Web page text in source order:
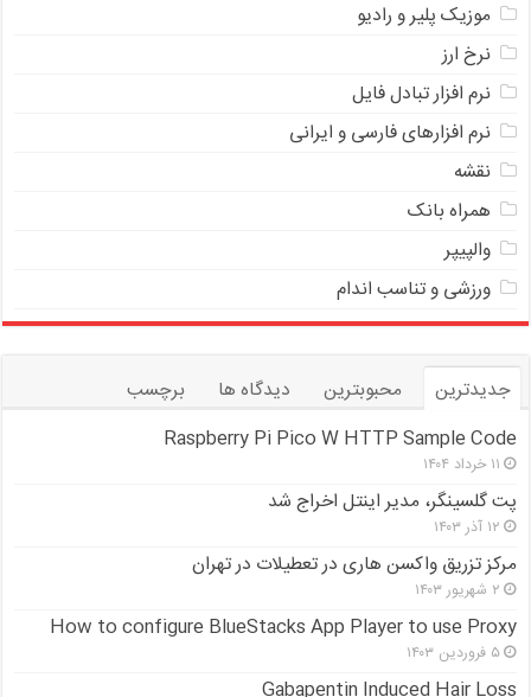
موزیک پلیر و رادیو
نرخ ارز
ﻧﺮﻡ ﺍﻓﺰﺍﺭ ﺗﺒﺎﺩﻝ ﻓﺎﻳﻞ
نرم افزارهای فارسی و ایرانی
نقشه
همراه بانک
والپیپر
ورزشی و تناسب اندام
جدیدترین محبوبترین دیدگاه ها
برچسب
Raspberry Pi Pico W HTTP Sample Code
۱۱ خرداد ۱۴۰۴
پت گلسینگر، مدیر اینتل اخراج شد
۱۲ آذر ۱۴۰۳
مرکز تزریق واکسن هاری در تعطیلات در تهران
۲ شهریور ۱۴۰۳
How to configure BlueStacks App Player to use Proxy
۵ فروردین ۱۴۰۳
Gabapentin Induced Hair Loss